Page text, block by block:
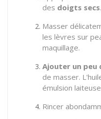
des doigts secs.
Masser
les lèvres sur
maquillage.
Ajouter un peu
de masser.
émulsion
Rincer